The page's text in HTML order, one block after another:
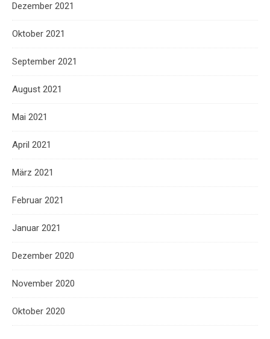
Dezember 2021
Oktober 2021
September 2021
August 2021
Mai 2021
April 2021
März 2021
Februar 2021
Januar 2021
Dezember 2020
November 2020
Oktober 2020